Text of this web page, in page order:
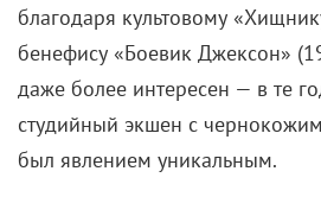
«Сибириаде» нет плохих
палачей и жертв. Все жертвы.
том, как история, революция,
цивилизация за волосы
родного дома, от земли. И